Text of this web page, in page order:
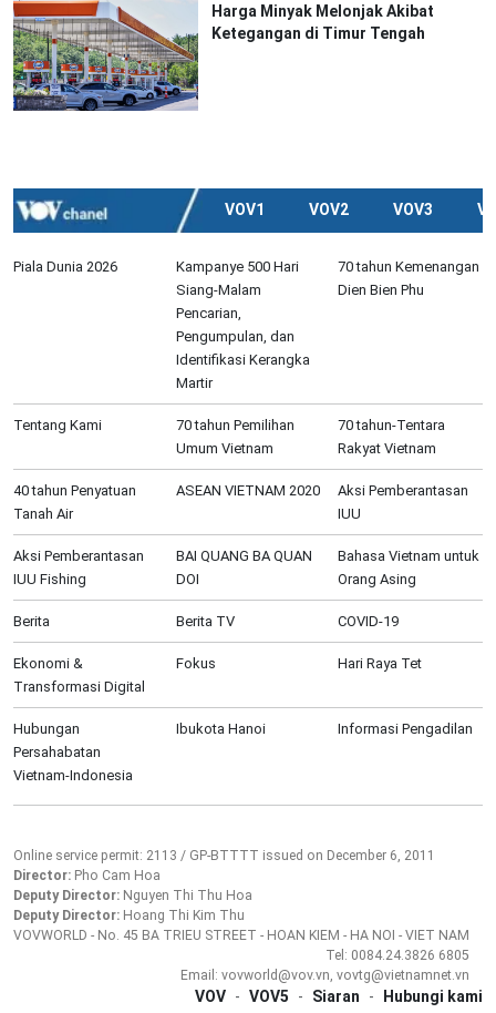
Harga Minyak Melonjak Akibat
Ketegangan di Timur Tengah
VOV1 VOV2 VOV3
Piala Dunia 2026
Kampanye 500 Hari
Siang-Malam
Pencarian,
Pengumpulan, dan
Identifikasi Kerangka
Martir
70 tahun Kemenangan
Dien Bien Phu
Tentang Kami
70 tahun Pemilihan
Umum Vietnam
70 tahun-Tentara
Rakyat Vietnam
40 tahun Penyatuan
Tanah Air
ASEAN VIETNAM 2020
Aksi Pemberantasan
IUU
Aksi Pemberantasan
IUU Fishing
BAI QUANG BA QUAN
DOI
Bahasa Vietnam untuk
Orang Asing
Berita Berita TV COVID-19
Ekonomi &
Transformasi Digital
Fokus Hari Raya Tet
Hubungan
Persahabatan
Vietnam-Indonesia
Ibukota Hanoi Informasi Pengadilan
Online service permit: 2113 / GP-BTTTT issued on December 6, 2011
Director: Pho Cam Hoa
Deputy Director: Nguyen Thi Thu Hoa
Deputy Director: Hoang Thi Kim Thu
VOVWORLD - No. 45 BA TRIEU STREET - HOAN KIEM - HA NOI - VIET NAM
Tel: 0084.24.3826 6805
Email: vovworld@vov.vn, vovtg@vietnamnet.vn
VOV - VOV5 - Siaran - Hubungi kami